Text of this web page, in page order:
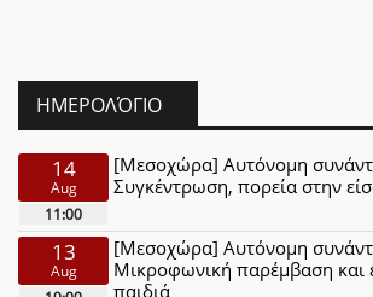
ΗΜΕΡΟΛΌΓΙΟ
14
Aug
11:00
[Μεσοχώρα] Αυτόνομη
Συγκέντρωση, πορεία στην
13
Aug
[Μεσοχώρα] Αυτόνομη
Μικροφωνική παρέμβαση και
παιδιά